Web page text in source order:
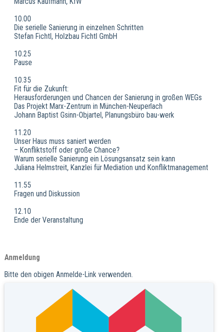
10.00
Die serielle Sanierung in einzelnen Schritten
Stefan Fichtl, Holzbau Fichtl GmbH
10.25
Pause
10.35
Fit für die Zukunft:
Herausforderungen und Chancen der Sanierung in großen WEGs
Das Projekt Marx-Zentrum in München-Neuperlach
Johann Baptist Gsinn-Objartel, Planungsbüro bau-werk
11.20
Unser Haus muss saniert werden
– Konfliktstoff oder große Chance?
Warum serielle Sanierung ein Lösungsansatz sein kann
Juliana Helmstreit, Kanzlei für Mediation und Konfliktmanagement
11.55
Fragen und Diskussion
12.10
Ende der Veranstaltung
Anmeldung
Bitte den obigen Anmelde-Link verwenden.